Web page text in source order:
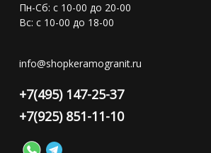
Пн-Сб: с 10-00 до 20-00
Вс: с 10-00 до 18-00
info@shopkeramogranit.ru
+7(495) 147-25-37
+7(925) 851-11-10